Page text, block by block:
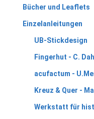
Bücher und Leaflets
Einzelanleitungen
UB-Stickdesign
Fingerhut - C.
acufactum -
Kreuz & Quer -
Werkstatt für